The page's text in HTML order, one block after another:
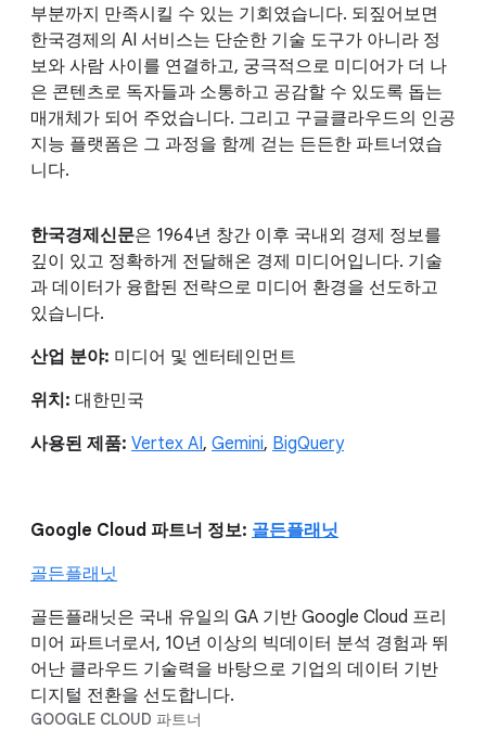
부분까지 만족시킬 수 있는 기회였습니다. 되짚어보면
한국경제의 AI 서비스는 단순한 기술 도구가 아니라 정
보와 사람 사이를 연결하고, 궁극적으로 미디어가 더 나
은 콘텐츠로 독자들과 소통하고 공감할 수 있도록 돕는
매개체가 되어 주었습니다. 그리고 구글클라우드의 인공
지능 플랫폼은 그 과정을 함께 걷는 든든한 파트너였습
니다.
한국경제신문은 1964년 창간 이후 국내외 경제 정보를
깊이 있고 정확하게 전달해온 경제 미디어입니다. 기술
과 데이터가 융합된 전략으로 미디어 환경을 선도하고
있습니다.
산업 분야: 미디어 및 엔터테인먼트
위치: 대한민국
사용된 제품: Vertex AI, Gemini, BigQuery
Google Cloud 파트너 정보: 골든플래닛
골든플래닛
골든플래닛은 국내 유일의 GA 기반 Google Cloud 프리
미어 파트너로서, 10년 이상의 빅데이터 분석 경험과 뛰
어난 클라우드 기술력을 바탕으로 기업의 데이터 기반
디지털 전환을 선도합니다.
GOOGLE CLOUD 파트너